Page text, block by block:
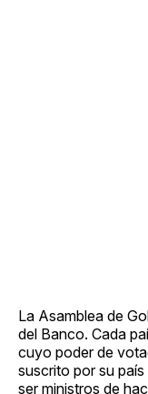
La Asamblea de
del Banco. Cada
cuyo poder de
suscrito por su
ser ministros de